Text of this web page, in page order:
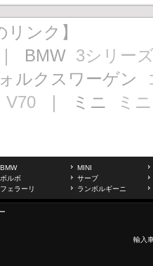
リンク】
BMW 3シリー
ルクスワーゲン
V70 ｜ ミニ ミニ
BMW
MINI
ボルボ
サーブ
フェラーリ ランボルギーニ
輸入